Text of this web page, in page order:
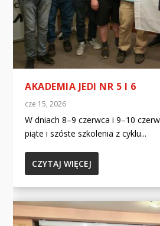
AKADEMIA JEDI NR 5 I 6
cze 15, 2026
W dniach 8–9 czerwca i 9–10
piąte i szóste szkolenia z cyklu...
CZYTAJ WIĘCEJ